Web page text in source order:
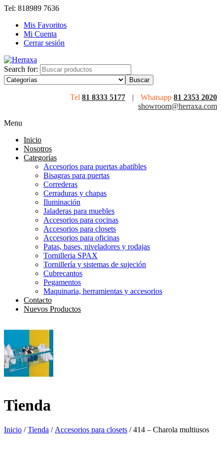
Tel: 818989 7636
Mis Favoritos
Mi Cuenta
Cerrar sesión
Search for:
Tel 81 8333 5177 | Whatsapp 81 2353 2020
showroom@herraxa.com
Menu
Inicio
Nosotros
Categorías
Accesorios para puertas abatibles
Bisagras para puertas
Correderas
Cerraduras y chapas
Iluminación
Jaladeras para muebles
Accesorios para cocinas
Accesorios para closets
Accesorios para oficinas
Patas, bases, niveladores y rodajas
Tornilleria SPAX
Tornillería y sistemas de sujeción
Cubrecantos
Pegamentos
Maquinaria, herramientas y accesorios
Contacto
Nuevos Productos
Tienda
Inicio /Tienda / Accesorios para closets / 414 – Charola multiusos